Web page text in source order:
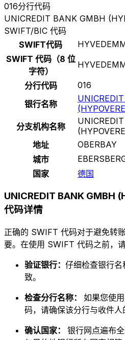
016分行代码
UNICREDIT BANK GMBH
SWIFT/BIC 代码
SWIFT代码
SWIFT 代码（8 位
字符）
分行代码
016
银行名称
分支机构名称
地址
OBERBAY
城市
国家
德国
UNICREDIT BANK GMBH
代码详情
正确的 SWIFT 代码对于避免转
要。在使用 SWIFT 代码之前，
验证银行： 仔细检查银行
致。
检查分行名称： 如果您使
码，请确保该分行与收件人
确认国家： 银行网点遍布